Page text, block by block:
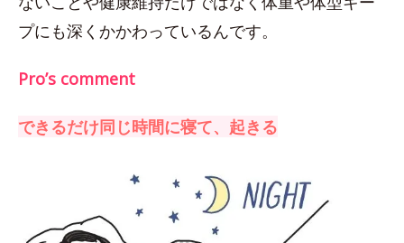
プにも深くかかわっているんです。
Pro’s comment
できるだけ同じ時間に寝て、起きる